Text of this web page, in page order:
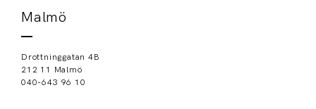
Malmö
Drottninggatan 4B
212 11 Malmö
040-643 96 10